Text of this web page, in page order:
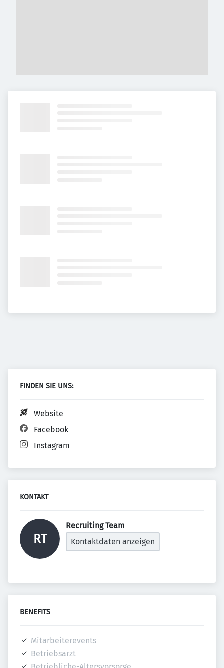
FINDEN SIE UNS:
Website
Facebook
Instagram
KONTAKT
RT
Recruiting Team
Kontaktdaten anzeigen
BENEFITS
Mitarbeiterevents
Betriebsarzt